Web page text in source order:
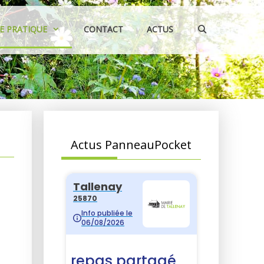
PRATIQUE CONTACT ACTUS
Actus PanneauPocket